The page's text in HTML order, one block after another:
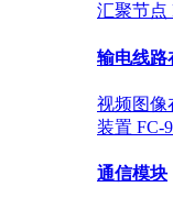
汇聚节点
输电线路
视频图像
装置 FC-
通信模块